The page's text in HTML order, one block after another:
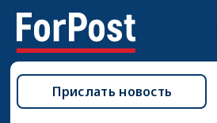
Прислать новость